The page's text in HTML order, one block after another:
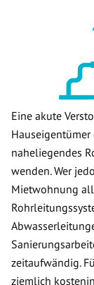
Eine akute
naheliegendes
wenden. Wer
Mietwohnung
zeitaufwändig.
ziemlich